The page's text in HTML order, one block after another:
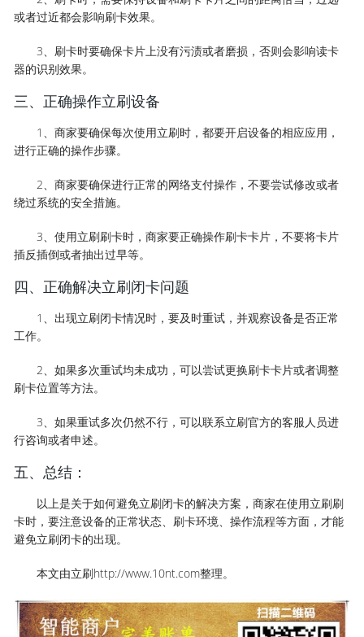
或者过近都会影响刷卡效果。
3、刷卡时要确保卡片上没有污渍或者磨损，否则会影响读卡
器的识别效果。
三、正确操作立刷设备
1、商家要确保每次使用立刷时，都要开启设备的相应应用，
进行正确的操作步骤。
2、商家要确保进行正常的网络支付操作，不要尝试修改或者
绕过系统的安全措施。
3、使用立刷刷卡时，商家要正确操作刷卡卡片，不要将卡片
插反插倒或者抽出过早等。
四、正确解决立刷闭卡问题
1、出现立刷闭卡情况时，要及时重试，并观察设备是否正常
工作。
2、如果多次重试均未成功，可以尝试更换刷卡卡片或者调整
刷卡位置等方法。
3、如果重试多次仍然不行，可以联系立刷官方的客服人员进
行咨询或者申述。
五、总结：
以上是关于如何避免立刷闭卡的解决方案，商家在使用立刷刷
卡时，要注意设备的正常状态、刷卡环境、操作流程等方面，才能
避免立刷闭卡的出现。
本文由立刷http://www.10nt.com整理。